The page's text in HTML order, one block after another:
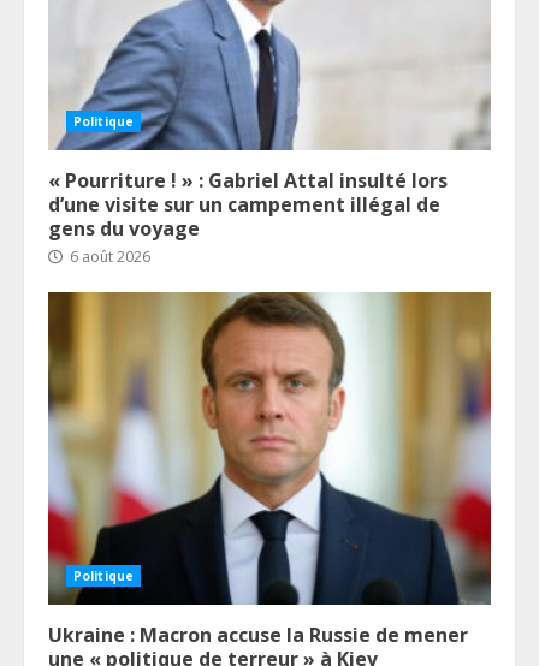
Politique
« Pourriture ! » : Gabriel Attal insulté lors
d’une visite sur un campement illégal de
gens du voyage
6 août 2026
Politique
Ukraine : Macron accuse la Russie de mener
une « politique de terreur » à Kiev